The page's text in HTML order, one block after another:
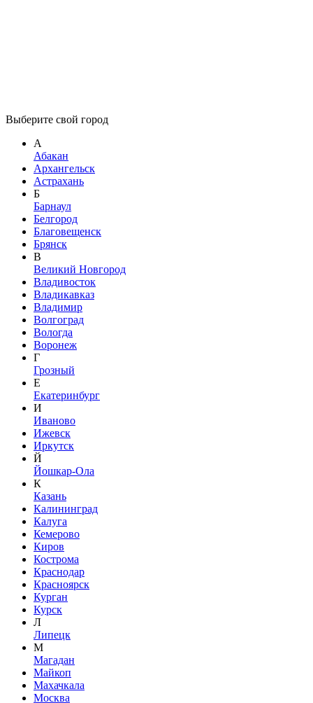
Выберите свой город
А
Абакан
Архангельск
Астрахань
Б
Барнаул
Белгород
Благовещенск
Брянск
В
Великий Новгород
Владивосток
Владикавказ
Владимир
Волгоград
Вологда
Воронеж
Г
Грозный
Е
Екатеринбург
И
Иваново
Ижевск
Иркутск
Й
Йошкар-Ола
К
Казань
Калининград
Калуга
Кемерово
Киров
Кострома
Краснодар
Красноярск
Курган
Курск
Л
Липецк
М
Магадан
Майкоп
Махачкала
Москва